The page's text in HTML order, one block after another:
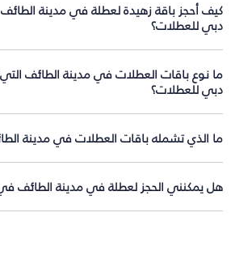
كيف أحجز باقة زهيدة لعطلة في مدينة
دبي للعطلات؟
ما نوع باقات العطلات في مدينة الطائف
دبي للعطلات؟
ما الذي تشمله باقات العطلات في مدينة
هل يمكنني الحجز لعطلة في مدينة الطائف في